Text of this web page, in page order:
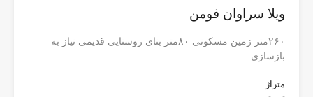
ویلا سراوان فومن
۲۶۰متر زمین مسکونی ۸۰متر بنای روستایی قدیمی نیاز به
بازسازی…
متراژ